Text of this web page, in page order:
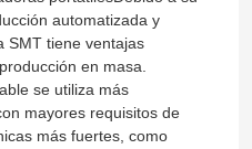
automatizada y
SMT tiene ventajas
en masa.
se utiliza más
mayores requisitos de
más fuertes, como